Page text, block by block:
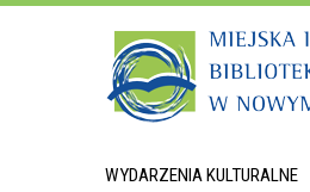
WYDARZENIA KULTURALNE